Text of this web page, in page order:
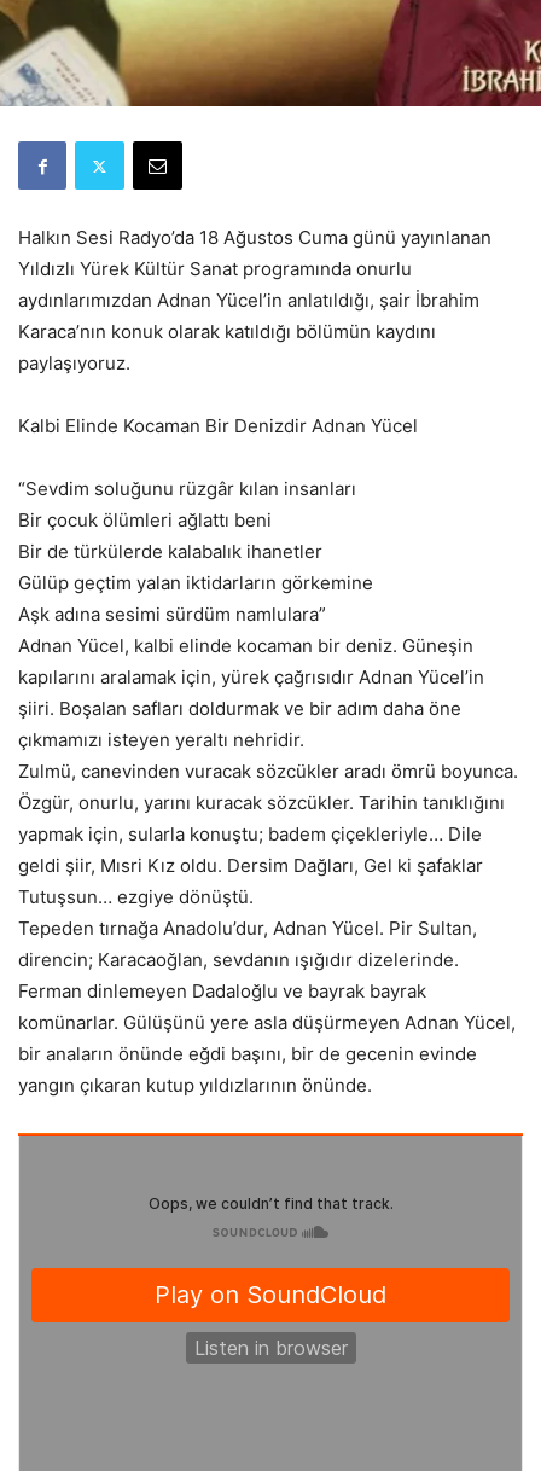
Halkın Sesi Radyo’da 18 Ağustos Cuma günü yayınlanan
Yıldızlı Yürek Kültür Sanat programında onurlu
aydınlarımızdan Adnan Yücel’in anlatıldığı, şair İbrahim
Karaca’nın konuk olarak katıldığı bölümün kaydını
paylaşıyoruz.
Kalbi Elinde Kocaman Bir Denizdir Adnan Yücel
“Sevdim soluğunu rüzgâr kılan insanları
Bir çocuk ölümleri ağlattı beni
Bir de türkülerde kalabalık ihanetler
Gülüp geçtim yalan iktidarların görkemine
Aşk adına sesimi sürdüm namlulara”
Adnan Yücel, kalbi elinde kocaman bir deniz. Güneşin
kapılarını aralamak için, yürek çağrısıdır Adnan Yücel’in
şiiri. Boşalan safları doldurmak ve bir adım daha öne
çıkmamızı isteyen yeraltı nehridir.
Zulmü, canevinden vuracak sözcükler aradı ömrü boyunca.
Özgür, onurlu, yarını kuracak sözcükler. Tarihin tanıklığını
yapmak için, sularla konuştu; badem çiçekleriyle… Dile
geldi şiir, Mısri Kız oldu. Dersim Dağları, Gel ki şafaklar
Tutuşsun… ezgiye dönüştü.
Tepeden tırnağa Anadolu’dur, Adnan Yücel. Pir Sultan,
direncin; Karacaoğlan, sevdanın ışığıdır dizelerinde.
Ferman dinlemeyen Dadaloğlu ve bayrak bayrak
komünarlar. Gülüşünü yere asla düşürmeyen Adnan Yücel,
bir anaların önünde eğdi başını, bir de gecenin evinde
yangın çıkaran kutup yıldızlarının önünde.